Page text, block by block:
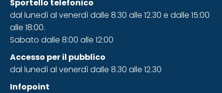
Sportello telefonico
dal lunedì al venerdì dalle 8.30 alle 12.30 e dalle 15:00
alle 18:00.
Sabato dalle 8:00 alle 12:00
Accesso per il pubblico
dal lunedì al venerdì dalle 8.30 alle 12.30
Infopoint